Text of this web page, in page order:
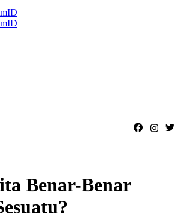
Benar-Benar